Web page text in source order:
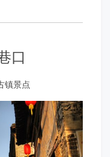
口
镇景点